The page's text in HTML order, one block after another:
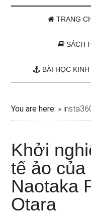
TRANG
SÁCH
BÀI HỌC KINH
You are here: »
Khởi
tế ảo
Naotaka
Otara